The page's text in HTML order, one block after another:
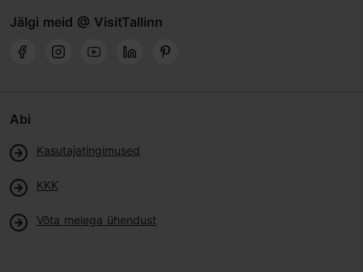
Jälgi meid @ VisitTallinn
Abi
Kasutajatingimused
KKK
Võta meiega ühendust